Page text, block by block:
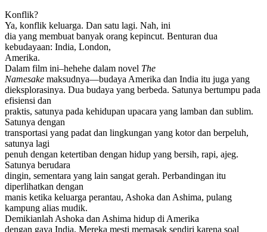
Konflik?
Ya, konflik keluarga. Dan satu lagi. Nah, ini
dia yang membuat banyak orang kepincut. Benturan dua
kebudayaan: India, London,
Amerika.
Dalam film ini–hehehe dalam novel The
Namesake maksudnya—budaya Amerika dan India itu juga yang
dieksplorasinya. Dua budaya yang berbeda. Satunya bertumpu pada
efisiensi dan
praktis, satunya pada kehidupan upacara yang lamban dan sublim.
Satunya dengan
transportasi yang padat dan lingkungan yang kotor dan berpeluh,
satunya lagi
penuh dengan ketertiban dengan hidup yang bersih, rapi, ajeg.
Satunya berudara
dingin, sementara yang lain sangat gerah. Perbandingan itu
diperlihatkan dengan
manis ketika keluarga perantau, Ashoka dan Ashima, pulang
kampung alias mudik.
Demikianlah Ashoka dan Ashima hidup di Amerika
dengan gaya India. Mereka mesti memasak sendiri karena soal